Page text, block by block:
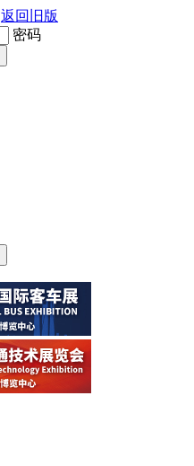
返回旧版
密码